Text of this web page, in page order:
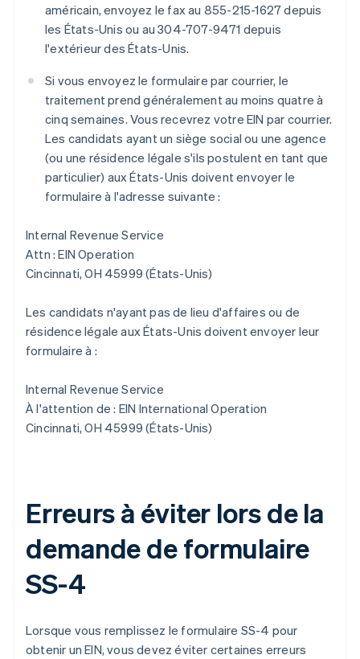
américain, envoyez le fax au 855-215-1627 depuis
les États-Unis ou au 304-707-9471 depuis
l'extérieur des États-Unis.
Si vous envoyez le formulaire par courrier, le
traitement prend généralement au moins quatre à
cinq semaines. Vous recevrez votre EIN par courrier.
Les candidats ayant un siège social ou une agence
(ou une résidence légale s'ils postulent en tant que
particulier) aux États-Unis doivent envoyer le
formulaire à l'adresse suivante :
Internal Revenue Service
Attn : EIN Operation
Cincinnati, OH 45999 (États-Unis)
Les candidats n'ayant pas de lieu d'affaires ou de
résidence légale aux États-Unis doivent envoyer leur
formulaire à :
Internal Revenue Service
À l'attention de : EIN International Operation
Cincinnati, OH 45999 (États-Unis)
Erreurs à éviter lors de la
demande de formulaire
SS-4
Lorsque vous remplissez le formulaire SS-4 pour
obtenir un EIN, vous devez éviter certaines erreurs